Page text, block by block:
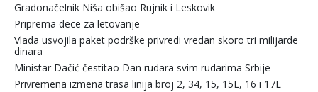
Gradonačelnik Niša obišao Rujnik i Leskovik
Priprema dece za letovanje
Vlada usvojila paket podrške privredi vredan skoro tri milijarde
dinara
Ministar Dačić čestitao Dan rudara svim rudarima Srbije
Privremena izmena trasa linija broj 2, 34, 15, 15L, 16 i 17L